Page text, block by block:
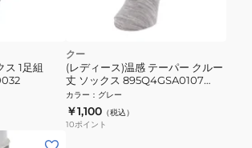
ス 1足組
クー
(レディース)温感 テーパー クルー
丈 ソックス 895Q4GSA0107
GRY 22センチ グレー 保温 裏起毛
カラー ： グレー
￥1,100 （税込）
10ポイント